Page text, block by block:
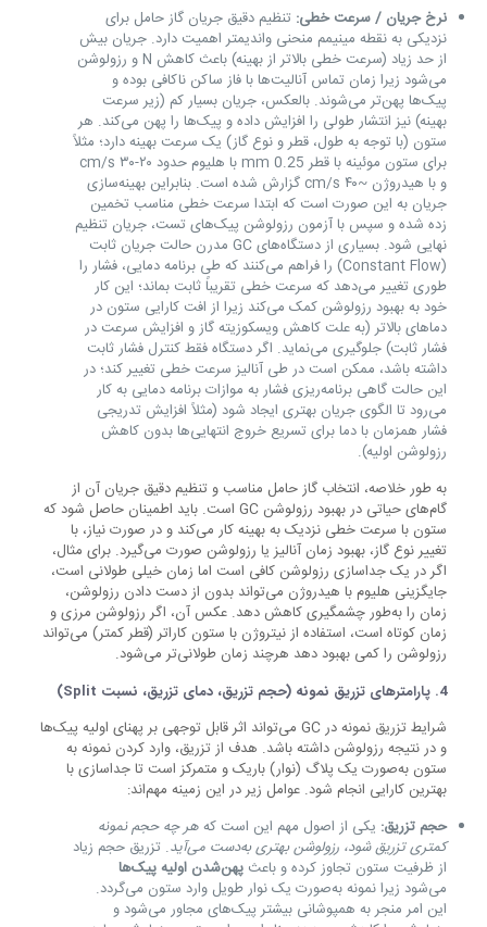
نرخ جریان / سرعت خطی: تنظیم دقیق جریان گاز حامل برای
نزدیکی به نقطه مینیمم منحنی واندیمتر اهمیت دارد. جریان بیش
از حد زیاد (سرعت خطی بالاتر از بهینه) باعث کاهش N و رزولوشن
می‌شود زیرا زمان تماس آنالیت‌ها با فاز ساکن ناکافی بوده و
پیک‌ها پهن‌تر می‌شوند. بالعکس، جریان بسیار کم (زیر سرعت
بهینه) نیز انتشار طولی را افزایش داده و پیک‌ها را پهن می‌کند. هر
ستون (با توجه به طول، قطر و نوع گاز) یک سرعت بهینه دارد؛ مثلاً
برای ستون موئینه با قطر 0.25 mm با هلیوم حدود ۲۰-۳۰ cm/s
و با هیدروژن ~۴۰ cm/s گزارش شده است. بنابراین بهینه‌سازی
جریان به این صورت است که ابتدا سرعت خطی مناسب تخمین
زده شده و سپس با آزمون رزولوشن پیک‌های تست، جریان تنظیم
نهایی شود. بسیاری از دستگاه‌های GC مدرن حالت جریان ثابت
(Constant Flow) را فراهم می‌کنند که طی برنامه دمایی، فشار را
طوری تغییر می‌دهد که سرعت خطی تقریباً ثابت بماند؛ این کار
خود به بهبود رزولوشن کمک می‌کند زیرا از افت کارایی ستون در
دماهای بالاتر (به علت کاهش ویسکوزیته گاز و افزایش سرعت در
فشار ثابت) جلوگیری می‌نماید. اگر دستگاه فقط کنترل فشار ثابت
داشته باشد، ممکن است در طی آنالیز سرعت خطی تغییر کند؛ در
این حالت گاهی برنامه‌ریزی فشار به موازات برنامه دمایی به کار
می‌رود تا الگوی جریان بهتری ایجاد شود (مثلاً افزایش تدریجی
فشار همزمان با دما برای تسریع خروج انتهایی‌ها بدون کاهش
رزولوشن اولیه).
به طور خلاصه، انتخاب گاز حامل مناسب و تنظیم دقیق جریان آن از
گام‌های حیاتی در بهبود رزولوشن GC است. باید اطمینان حاصل شود که
ستون با سرعت خطی نزدیک به بهینه کار می‌کند و در صورت نیاز، با
تغییر نوع گاز، بهبود زمان آنالیز یا رزولوشن صورت می‌گیرد. برای مثال،
اگر در یک جداسازی رزولوشن کافی است اما زمان خیلی طولانی است،
جایگزینی هلیوم با هیدروژن می‌تواند بدون از دست دادن رزولوشن،
زمان را به‌طور چشمگیری کاهش دهد. عکس آن، اگر رزولوشن مرزی و
زمان کوتاه است، استفاده از نیتروژن با ستون کاراتر (قطر کمتر) می‌تواند
رزولوشن را کمی بهبود دهد هرچند زمان طولانی‌تر می‌شود.
4. پارامترهای تزریق نمونه (حجم تزریق، دمای تزریق، نسبت
شرایط تزریق نمونه در GC می‌تواند اثر قابل توجهی بر پهنای اولیه پیک‌ها
و در نتیجه رزولوشن داشته باشد. هدف از تزریق، وارد کردن نمونه به
ستون به‌صورت یک پلاگ (نوار) باریک و متمرکز است تا جداسازی با
بهترین کارایی انجام شود. عوامل زیر در این زمینه مهم‌اند:
حجم تزریق: یکی از اصول مهم این است کههر چه حجم نمونه
کمتری تزریق شود، رزولوشن بهتری به‌دست می‌آید. تزریق حجم زیاد
از ظرفیت ستون تجاوز کرده و باعث پهن‌شدن اولیه پیک‌ها
می‌شود زیرا نمونه به‌صورت یک نوار طویل وارد ستون می‌گردد.
این امر منجر به همپوشانی بیشتر پیک‌های مجاور می‌شود و